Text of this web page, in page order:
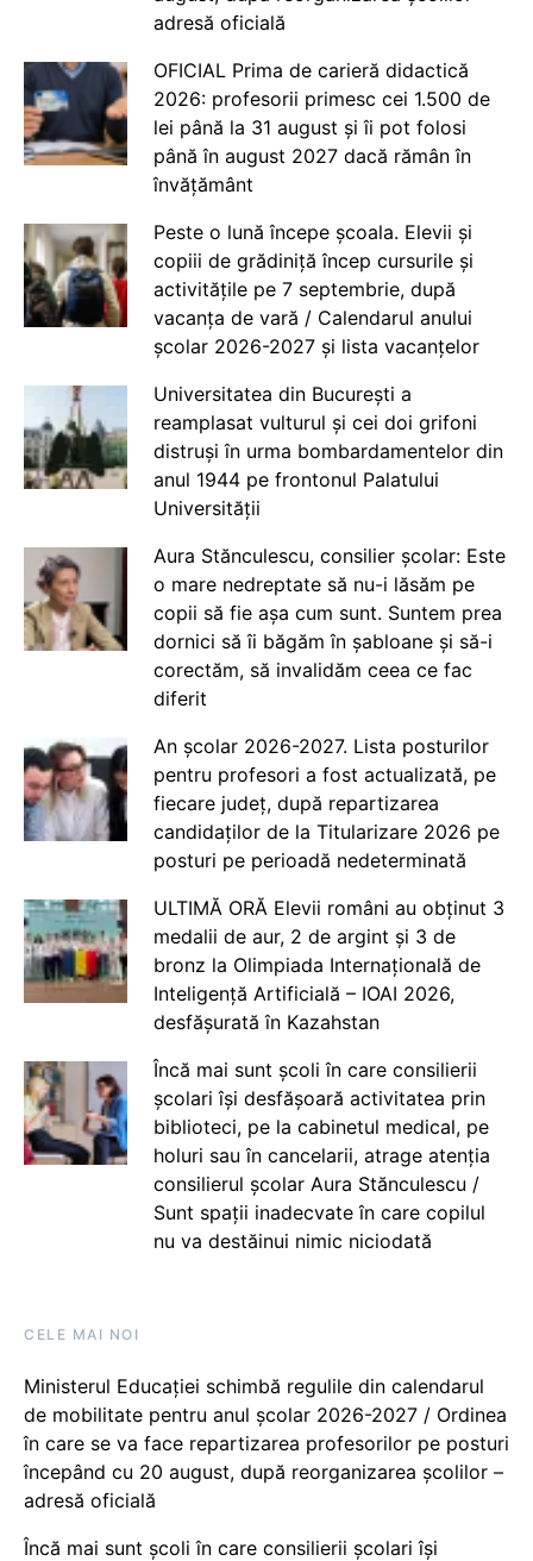
adresă oficială
OFICIAL Prima de carieră didactică
2026: profesorii primesc cei 1.500 de
lei până la 31 august și îi pot folosi
până în august 2027 dacă rămân în
învățământ
Peste o lună începe școala. Elevii și
copiii de grădiniță încep cursurile și
activitățile pe 7 septembrie, după
vacanța de vară / Calendarul anului
școlar 2026-2027 și lista vacanțelor
Universitatea din București a
reamplasat vulturul și cei doi grifoni
distruși în urma bombardamentelor din
anul 1944 pe frontonul Palatului
Universității
Aura Stănculescu, consilier școlar: Este
o mare nedreptate să nu-i lăsăm pe
copii să fie așa cum sunt. Suntem prea
dornici să îi băgăm în șabloane și să-i
corectăm, să invalidăm ceea ce fac
diferit
An școlar 2026-2027. Lista posturilor
pentru profesori a fost actualizată, pe
fiecare județ, după repartizarea
candidaților de la Titularizare 2026 pe
posturi pe perioadă nedeterminată
ULTIMĂ ORĂ Elevii români au obținut 3
medalii de aur, 2 de argint și 3 de
bronz la Olimpiada Internațională de
Inteligență Artificială – IOAI 2026,
desfășurată în Kazahstan
Încă mai sunt școli în care consilierii
școlari își desfășoară activitatea prin
biblioteci, pe la cabinetul medical, pe
holuri sau în cancelarii, atrage atenția
consilierul școlar Aura Stănculescu /
Sunt spații inadecvate în care copilul
nu va destăinui nimic niciodată
CELE MAI NOI
Ministerul Educației schimbă regulile din calendarul
de mobilitate pentru anul școlar 2026-2027 / Ordinea
în care se va face repartizarea profesorilor pe posturi
începând cu 20 august, după reorganizarea școlilor –
adresă oficială
Încă mai sunt școli în care consilierii școlari își